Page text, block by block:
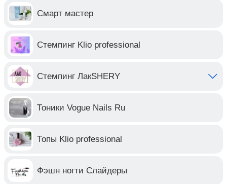
Смарт мастер
Стемпинг Klio professional
Стемпинг ЛакSHERY
Тоники Vogue Nails Ru
Топы Klio professional
Фэшн ногти Слайдеры